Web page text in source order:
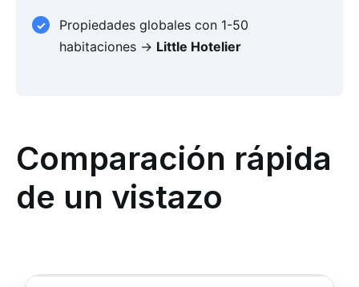
Propiedades globales con 1-50
habitaciones → Little Hotelier
Comparación rápida
de un vistazo